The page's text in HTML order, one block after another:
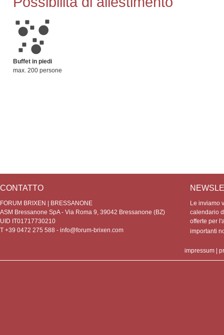
Buffet in piedi
max. 200 persone
CONTATTO
FORUM BRIXEN | BRESSANONE
ASM Bressanone SpA - Via Roma 9, 39042 Bressanone (BZ)
UID IT01717730210
T +39 0472 275 588 - info@forum-brixen.com
Le inviamo
calendario
offerte per
importanti
impressum